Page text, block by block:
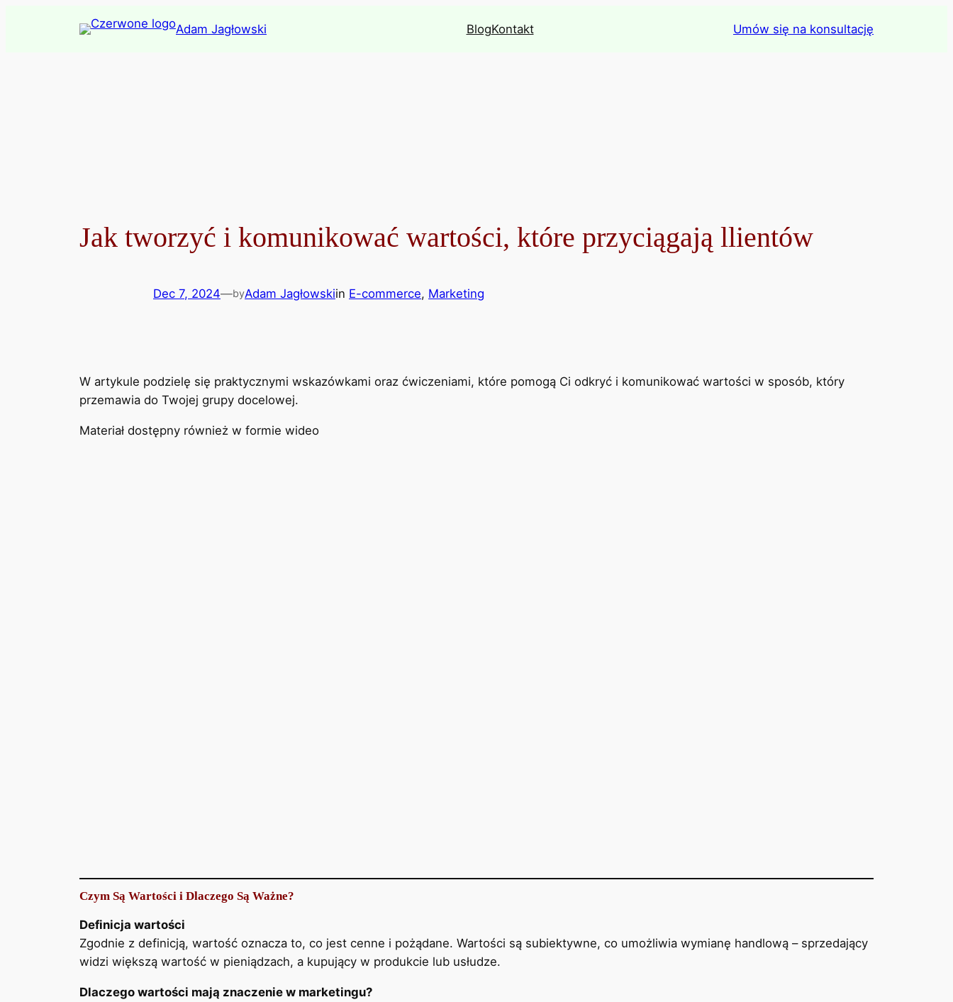
Adam Jagłowski BlogKontakt Umów się na konsultację
Jak tworzyć i komunikować wartości, które przyciągają llientów
Dec 7, 2024—byAdam Jagłowskiin E-commerce, Marketing
W artykule podzielę się praktycznymi wskazówkami oraz ćwiczeniami, które pomogą Ci odkryć i komunikować wartości w sposób, który
przemawia do Twojej grupy docelowej.
Materiał dostępny również w formie wideo
Czym Są Wartości i Dlaczego Są Ważne?
Definicja wartości
Zgodnie z definicją, wartość oznacza to, co jest cenne i pożądane. Wartości są subiektywne, co umożliwia wymianę handlową – sprzedający
widzi większą wartość w pieniądzach, a kupujący w produkcie lub usłudze.
Dlaczego wartości mają znaczenie w marketingu?